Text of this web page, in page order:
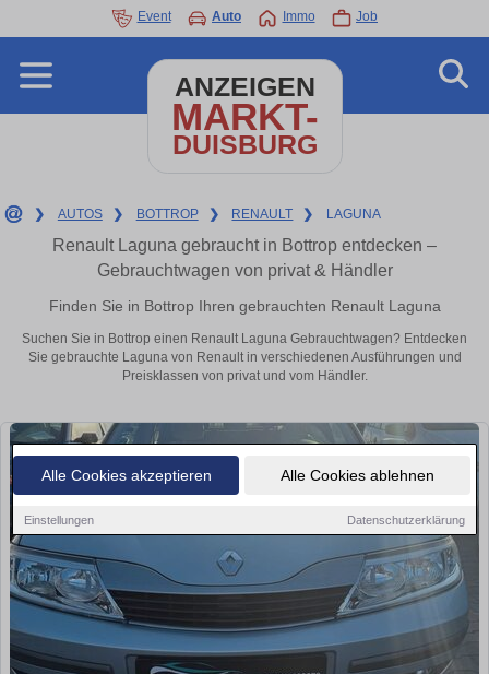
Alle Cookies akzeptieren Alle Cookies ablehnen
Einstellungen Datenschutzerklärung
Event Auto Immo Job
ANZEIGEN
MARKT-
DUISBURG
❯ AUTOS ❯ BOTTROP ❯ RENAULT ❯ LAGUNA
Renault Laguna gebraucht in Bottrop entdecken –
Gebrauchtwagen von privat & Händler
Finden Sie in Bottrop Ihren gebrauchten Renault Laguna
Suchen Sie in Bottrop einen Renault Laguna Gebrauchtwagen? Entdecken
Sie gebrauchte Laguna von Renault in verschiedenen Ausführungen und
Preisklassen von privat und vom Händler.